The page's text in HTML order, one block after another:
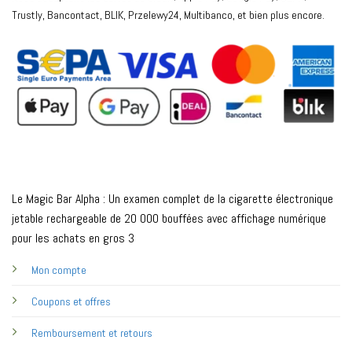
Le Magic Bar Alpha : Un examen complet de la cigarette électronique
jetable rechargeable de 20 000 bouffées avec affichage numérique
pour les achats en gros 3
Mon compte
Coupons et offres
Remboursement et retours
Trustly, Bancontact, BLIK, Przelewy24, Multibanco, et bien plus encore.